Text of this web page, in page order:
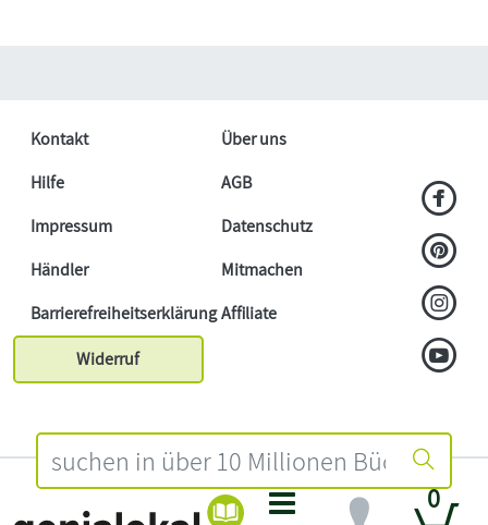
0
Kontakt
Über uns
Hilfe
AGB
Impressum
Datenschutz
Händler
Mitmachen
BarrierefreiheitserklärungAffiliate
Widerruf